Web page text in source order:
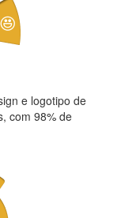
e logotipo de
com 98% de